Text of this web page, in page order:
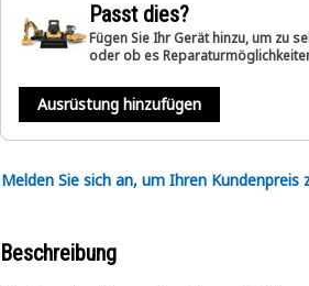
Passt dies?
Fügen Sie Ihr Gerät hinzu, um zu
oder ob es
Ausrüstung hinzufügen
Melden Sie sich an, um Ihren Kundenpreis
Beschreibung